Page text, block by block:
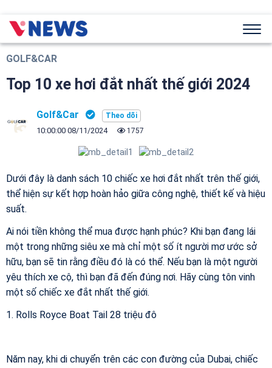
GOLF&CAR
Top 10 xe hơi đắt nhất thế giới 2024
Golf&Car
10:00:00 08/11/2024 1757
Dưới đây là danh sách 10 chiếc xe hơi đắt nhất trên thế giới,
thể hiện sự kết hợp hoàn hảo giữa công nghệ, thiết kế và hiệu
suất.
Ai nói tiền không thể mua được hạnh phúc? Khi bạn đang lái
một trong những siêu xe mà chỉ một số ít người mơ ước sở
hữu, bạn sẽ tin rằng điều đó là có thể. Nếu bạn là một người
yêu thích xe cộ, thì bạn đã đến đúng nơi. Hãy cùng tôn vinh
một số chiếc xe đắt nhất thế giới.
1. Rolls Royce Boat Tail 28 triệu đô
Năm nay, khi di chuyển trên các con đường của Dubai, chiếc